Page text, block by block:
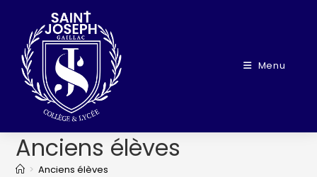
Menu
Anciens élèves
> Anciens élèves